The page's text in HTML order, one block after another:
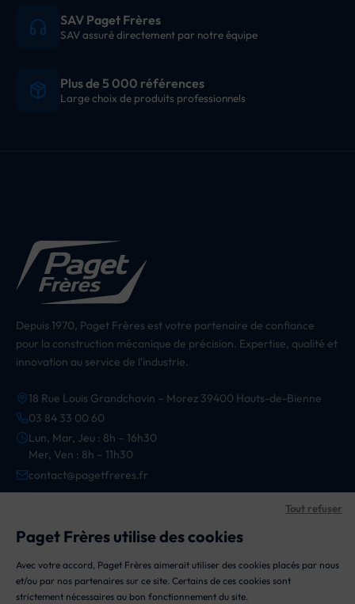
Paget Frères utilise des cookies
Avec votre accord, Paget Frères aimerait utiliser des cookies placés par nous
et/ou par nos partenaires sur ce site. Certains de ces cookies sont
strictement nécessaires au bon fonctionnement du site.
Tout refuser
SAV Paget Frères
SAV assuré directement par notre équipe
Plus de 5 000 références
Large choix de produits professionnels
Depuis 1970, Paget Frères est votre partenaire de confiance
pour la construction mécanique de précision. Expertise, qualité et
innovation au service de l'industrie.
18 Rue Louis Grandchavin – Morez 39400 Hauts-de-Bienne
03 84 33 00 60
Lun, Mar, Jeu : 8h – 16h30
Mer, Ven : 8h – 11h30
contact@pagetfreres.fr
CATÉGORIES
Appareils
Composants
INFORMATIONS